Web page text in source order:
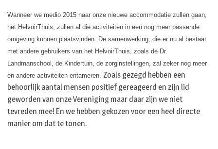
Wanneer we medio 2015 naar onze nieuwe accommodatie zullen gaan,
het HelvoirThuis, zullen al die activiteiten in een nog meer passende
omgeving kunnen plaatsvinden. De samenwerking, die er nu al bestaat
met andere gebruikers van het HelvoirThuis, zoals de Dr.
Landmanschool, de Kindertuin, de zorginstellingen, zal zeker nog meer
én andere activiteiten entameren. Zoals gezegd hebben een
behoorlijk aantal mensen positief gereageerd en zijn lid
geworden van onze Vereniging maar daar zijn we niet
tevreden mee! En we hebben gekozen voor een heel directe
manier om dat te tonen.